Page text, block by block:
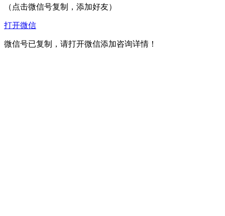
（点击微信号复制，添加好友）
打开微信
微信号已复制，请打开微信添加咨询详情！